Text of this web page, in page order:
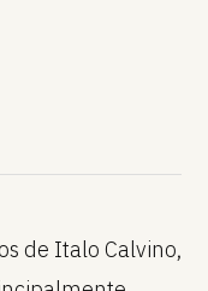
de Italo Calvino,